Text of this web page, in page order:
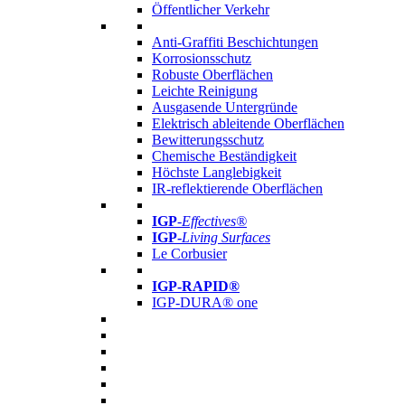
Öffentlicher Verkehr
Anti-Graffiti Beschichtungen
Korrosionsschutz
Robuste Oberflächen
Leichte Reinigung
Ausgasende Untergründe
Elektrisch ableitende Oberflächen
Bewitterungsschutz
Chemische Beständigkeit
Höchste Langlebigkeit
IR-reflektierende Oberflächen
IGP-Effectives®
IGP-Living Surfaces
Le Corbusier
IGP-RAPID®
IGP-DURA® one